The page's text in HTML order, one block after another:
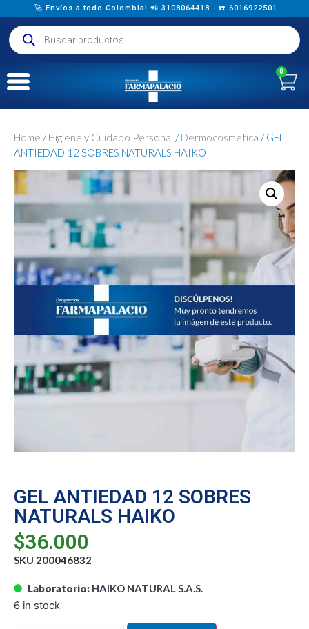
🚀 Envíos a todo Colombia! 📲 3108064418 - ☎️ 6016922501
0
Home /Higiene y Cuidado Personal /Dermocosmética / GEL
ANTIEDAD 12 SOBRES NATURALS HAIKO
GEL ANTIEDAD 12 SOBRES
NATURALS HAIKO
$36.000
SKU 200046832
Laboratorio: HAIKO NATURAL S.A.S.
6 in stock